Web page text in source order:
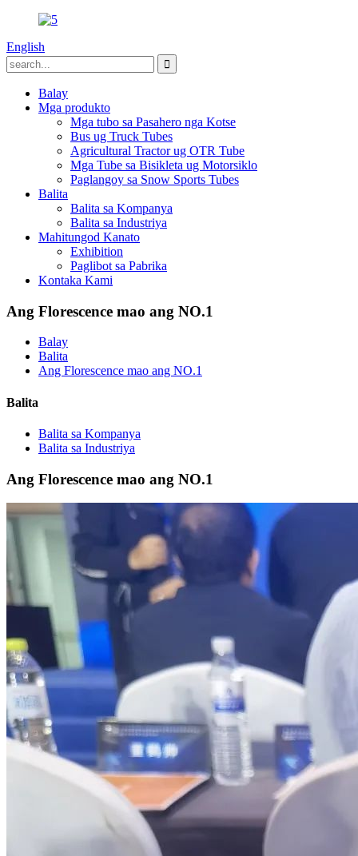
English
Balay
Mga produkto
Mga tubo sa Pasahero nga Kotse
Bus ug Truck Tubes
Agricultural Tractor ug OTR Tube
Mga Tube sa Bisikleta ug Motorsiklo
Paglangoy sa Snow Sports Tubes
Balita
Balita sa Kompanya
Balita sa Industriya
Mahitungod Kanato
Exhibition
Paglibot sa Pabrika
Kontaka Kami
Ang Florescence mao ang NO.1
Balay
Balita
Ang Florescence mao ang NO.1
Balita
Balita sa Kompanya
Balita sa Industriya
Ang Florescence mao ang NO.1